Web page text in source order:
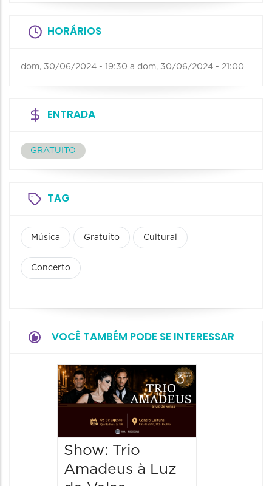
HORÁRIOS
dom, 30/06/2024 - 19:30 a dom, 30/06/2024 - 21:00
ENTRADA
GRATUITO
TAG
Música Gratuito Cultural
Concerto
VOCÊ TAMBÉM PODE SE INTERESSAR
Show: Trio
Amadeus à Luz